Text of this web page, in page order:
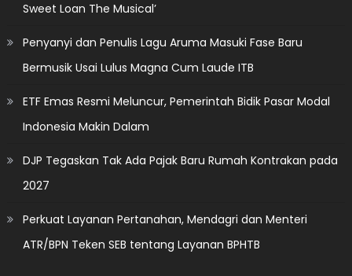
Sweet Loan The Musical’
Penyanyi dan Penulis Lagu Aruma Masuki Fase Baru
Bermusik Usai Lulus Magna Cum Laude ITB
ETF Emas Resmi Meluncur, Pemerintah Bidik Pasar Modal
Indonesia Makin Dalam
DJP Tegaskan Tak Ada Pajak Baru Rumah Kontrakan pada
2027
Perkuat Layanan Pertanahan, Mendagri dan Menteri
ATR/BPN Teken SEB tentang Layanan BPHTB